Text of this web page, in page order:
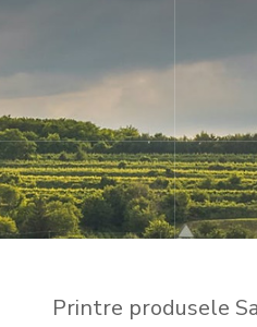
Printre produsele